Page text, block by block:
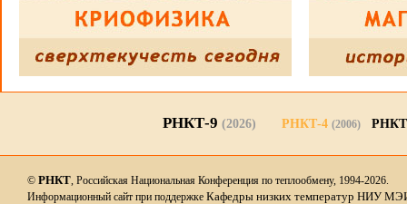
РНКТ-9 (2026) РНКТ-4 (2006)
© РНКТ, Российская Национальная Конференция по теплообмену, 1994-2026.
Информационный сайт при поддержке Кафедры низких температур НИУ